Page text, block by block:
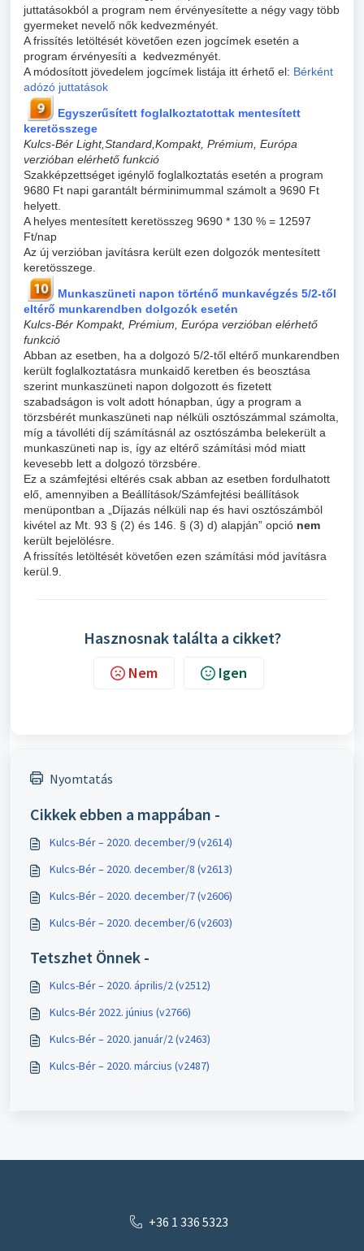
juttatásokból a program nem érvényesítette a négy vagy több
gyermeket nevelő nők kedvezményét.
A frissítés letöltését követően ezen jogcímek esetén a
program érvényesíti a kedvezményét.
A módosított jövedelem jogcímek listája itt érhető el: Bérként
adózó juttatások
Egyszerűsített foglalkoztatottak mentesített
keretösszege
Kulcs-Bér Light,Standard,Kompakt, Prémium, Európa
verzióban elérhető funkció
Szakképzettséget igénylő foglalkoztatás esetén a program
9680 Ft napi garantált bérminimummal számolt a 9690 Ft
helyett.
A helyes mentesített keretösszeg 9690 * 130 % = 12597
Ft/nap
Az új verzióban javításra került ezen dolgozók mentesített
keretösszege.
Munkaszüneti napon történő munkavégzés 5/2-től
eltérő munkarendben dolgozók esetén
Kulcs-Bér Kompakt, Prémium, Európa verzióban elérhető
funkció
Abban az esetben, ha a dolgozó 5/2-től eltérő munkarendben
került foglalkoztatásra munkaidő keretben és beosztása
szerint munkaszüneti napon dolgozott és fizetett
szabadságon is volt adott hónapban, úgy a program a
törzsbérét munkaszüneti nap nélküli osztószámmal számolta,
míg a távolléti díj számításnál az osztószámba belekerült a
munkaszüneti nap is, így az eltérő számítási mód miatt
kevesebb lett a dolgozó törzsbére.
Ez a számfejtési eltérés csak abban az esetben fordulhatott
elő, amennyiben a Beállítások/Számfejtési beállítások
menüpontban a „Díjazás nélküli nap és havi osztószámból
kivétel az Mt. 93 § (2) és 146. § (3) d) alapján” opció nem
került bejelölésre.
A frissítés letöltését követően ezen számítási mód javításra
kerül.9.
Hasznosnak találta a cikket?
Nem Igen
Nyomtatás
Cikkek ebben a mappában -
Kulcs-Bér – 2020. december/9 (v2614)
Kulcs-Bér – 2020. december/8 (v2613)
Kulcs-Bér – 2020. december/7 (v2606)
Kulcs-Bér – 2020. december/6 (v2603)
Tetszhet Önnek -
Kulcs-Bér – 2020. április/2 (v2512)
Kulcs-Bér 2022. június (v2766)
Kulcs-Bér – 2020. január/2 (v2463)
Kulcs-Bér – 2020. március (v2487)
+36 1 336 5323